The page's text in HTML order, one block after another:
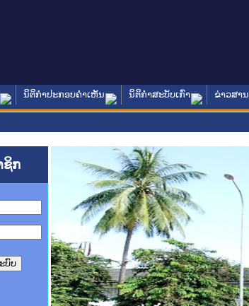
ນິຕິກໍາປະກອບຄໍາເຫັນ ນິຕິກໍາສະບັບເກົ່າ ຂ່າວສາ
ຊິກ